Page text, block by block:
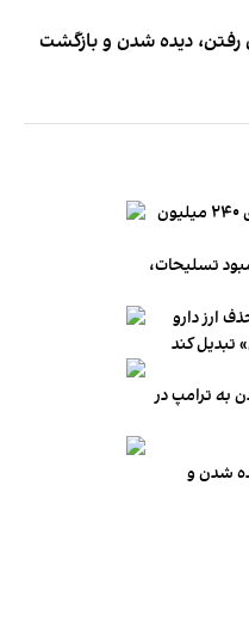
رفتن، دیده شدن و بازگشت
میانگین قیمت مسکن در تهران به متری ۲۴۰ میلیون
تسلیحات،
ارز دارو
به ترامپ در
شدن و